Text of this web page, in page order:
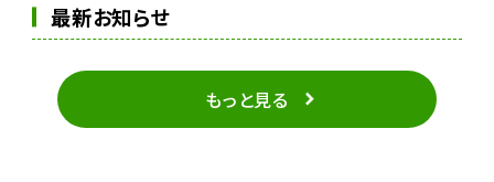
最新お知らせ
もっと見る